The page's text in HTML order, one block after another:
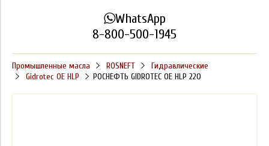
WhatsApp
8-800-500-1945
Промышленные масла ROSNEFT
Гидравлические
Gidrotec OE HLP
РОСНЕФТЬ GIDROTEC OE HLP 220